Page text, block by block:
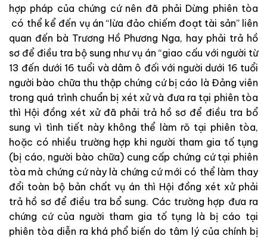
hợp pháp của chứng cứ nên đã phải Dừng phiên tòa
có thể kể đến vụ án“lừa đảo chiếm đoạt tài sản” liên
quan đến bà Trương Hồ Phương Nga, hay phải trả hồ
sơ để điều tra bộ sung nhưvụ án “giao cấu với người từ
13 đến dưới 16 tuổi và dâm ô đối với người dưới 16 tuổi
người bào chữa thu thập chứng cứ bị cáo là Đảngviên
trong quá trình chuẩn bị xétxửvà đưa ra tại phiên tòa
thì Hội đồng xét xử đã phải trả hồ sơ để điều tra bổ
sungvì tình tiết này không thể làm rõ tại phiên tòa,
hoặc có nhiều trường hợp khi người tham gia tố tụng
(bị cáo, người bào chữa) cung cấp chứng cứ tại phiên
tòa mà chứng cứ này là chứng cứ mới có thể làm thay
đổi toàn bộ bản chất vụ án thì Hội đồng xét xử phải
trả hồ sơ để điều tra bổ sung. Các trường hợp đưa ra
chứng cứ của người tham gia tố tụng là bị cáo tại
phiên tòa diễn ra khá phổ biến do tâm lý của chính bị